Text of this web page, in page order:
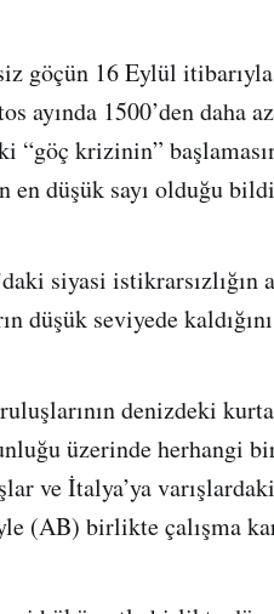
göçün 16 Eylül
ayında 1500’den daha
“göç krizinin”
en düşük sayı olduğu
siyasi
düşük seviyede
denizdeki
üzerinde herhangi
ve İtalya’ya
(AB) birlikte çalışma